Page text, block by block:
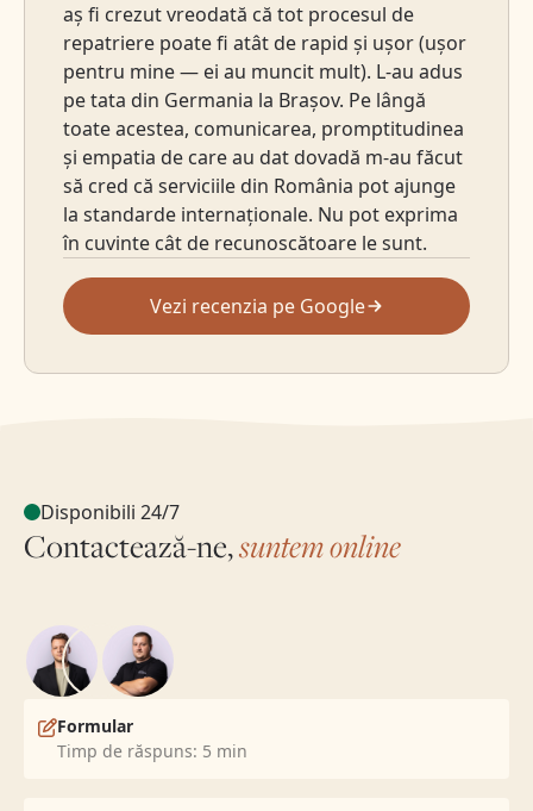
aș fi crezut vreodată că tot procesul de
repatriere poate fi atât de rapid și ușor (ușor
pentru mine — ei au muncit mult). L-au adus
pe tata din Germania la Brașov. Pe lângă
toate acestea, comunicarea, promptitudinea
și empatia de care au dat dovadă m-au făcut
să cred că serviciile din România pot ajunge
la standarde internaționale. Nu pot exprima
în cuvinte cât de recunoscătoare le sunt.
Vezi recenzia pe Google
Disponibili 24/7
Contactează-ne,suntem online
Formular
Timp de răspuns: 5 min